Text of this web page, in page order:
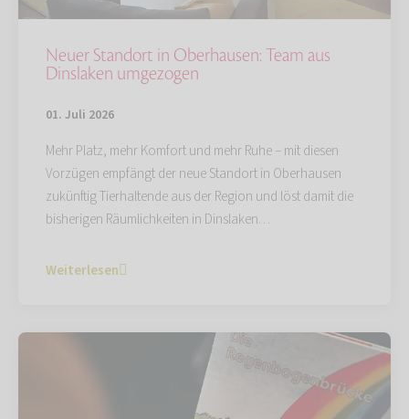
Neuer Standort in Oberhausen: Team aus
Dinslaken umgezogen
01. Juli 2026
Mehr Platz, mehr Komfort und mehr Ruhe – mit diesen
Vorzügen empfängt der neue Standort in Oberhausen
zukünftig Tierhaltende aus der Region und löst damit die
bisherigen Räumlichkeiten in Dinslaken…
Weiterlesen